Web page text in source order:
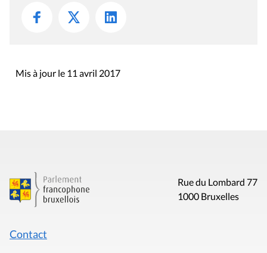
Mis à jour le 11 avril 2017
Rue du Lombard 77
1000 Bruxelles
Contact